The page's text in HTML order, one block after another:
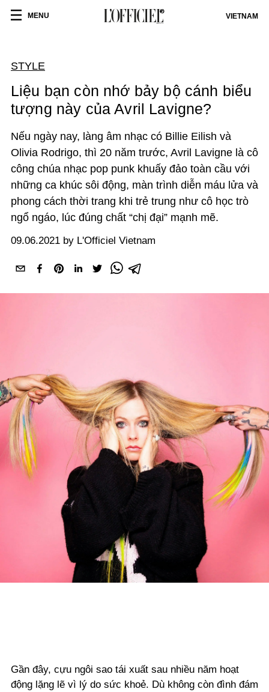
MENU VIETNAM
STYLE
Liệu bạn còn nhớ bảy bộ cánh biểu
tượng này của Avril Lavigne?
Nếu ngày nay, làng âm nhạc có Billie Eilish và
Olivia Rodrigo, thì 20 năm trước, Avril Lavigne là cô
công chúa nhạc pop punk khuấy đảo toàn cầu với
những ca khúc sôi động, màn trình diễn máu lửa và
phong cách thời trang khi trẻ trung như cô học trò
ngổ ngáo, lúc đúng chất “chị đại” mạnh mẽ.
09.06.2021 by L'Officiel Vietnam
Gần đây, cựu ngôi sao tái xuất sau nhiều năm hoạt
động lặng lẽ vì lý do sức khoẻ. Dù không còn đình đám